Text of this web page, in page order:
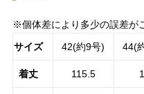
※個体差により多少の誤差が
サイズ
42(約9号) 44(
着丈 115.5